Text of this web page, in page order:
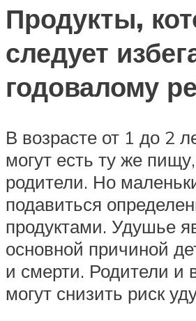
Продукты,
следует
годовалому
В возрасте от 1 до 2
могут есть ту же
родители. Но
подавиться
продуктами. Удушье
основной причиной
и смерти. Родители и
могут снизить риск